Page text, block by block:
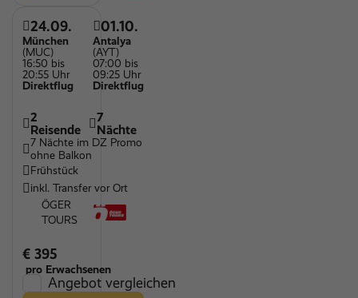
24.09.
München
(MUC)
16:50 bis
20:55 Uhr
Direktflug
01.10.
Antalya
(AYT)
07:00 bis
09:25 Uhr
Direktflug
2
Reisende
7
Nächte
7 Nächte im DZ Promo
ohne Balkon
Frühstück
inkl. Transfer vor Ort
ÖGER
TOURS
€ 395
pro Erwachsenen
Angebot vergleichen